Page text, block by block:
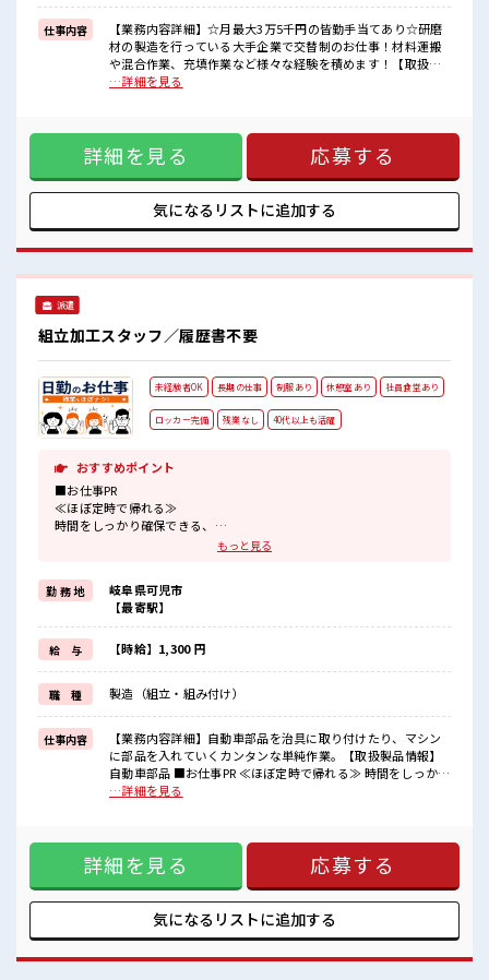
■職場の雰囲気
休憩室で自分タイム！
のんびりスマホチェック♪
持ち物が多いあなたにもぴったり☆
仕事内容
【業務内容詳細】☆月最大3万5千円の皆勤手当てあり☆研磨
材の製造を行っている大手企業で交替制のお仕事！材料運搬
や混合作業、充填作業など様々な経験を積めます！【取扱製
品情報】研磨材 ■お仕事PR ≪無理なくお給料に残業代を上乗
験OKの仕事≫ 新しいことにチャレンジするのは不安だけど、
しっかり働く環境が整っています！ イチからスキルUP・ステ
ップUP目指していきましょう！ ≪自分に合った期間で働ける
≫ 福利厚生が整った派遣のお仕事です！ ■職場の雰囲気 休憩
室で自分タイム！ のんびりスマホチェック♪ 持ち物が多いあ
なたにもぴったり☆ ロッカー付き職場♪ ホドよく残業がある
…詳細を見る
詳細を見る 応募する
気になるリストに追加する
派遣
組立加工スタッフ／履歴書不要
未経験者OK 長期の仕事 制服あり 休憩室あり 社員食堂あり
ロッカー完備 残業なし 40代以上も活躍
おすすめポイント
■お仕事PR
≪ほぼ定時で帰れる≫
時間をしっかり確保できる、
≪機能的な制服アリ≫
制服があるので、
毎日の服装の悩み解消♪
≪未経験の方も大カンゲイ≫
新しいことにチャレンジするのは不安だけど、
しっかり働く環境が整っています！
イチからスキルUP・ステップUP目指していきましょう！
≪様々なお仕事をご提案≫
一人で悩まず気軽に相談できる、
派遣のお仕事です！
■職場の雰囲気
仕事の合間の息抜きは休憩室で♪
残業は基本ないので定時でサクッと帰宅OK！
もっと見る
勤 務 地
岐阜県可児市
【最寄駅】
給 与 【時給】1,300 円
職 種 製造（組立・組み付け）
仕事内容
【業務内容詳細】自動車部品を治具に取り付けたり、マシン
に部品を入れていくカンタンな単純作業。【取扱製品情報】
自動車部品 ■お仕事PR ≪ほぼ定時で帰れる≫ 時間をしっかり
確保できる、 残業基本ナシのお仕事♪ オンとオフをきっちり
≫ 新しいことにチャレンジするのは不安だけど、 しっかり働
く環境が整っています！ イチからスキルUP・ステップUP目
指していきましょう！ ≪様々なお仕事をご提案≫ 一人で悩ま
ず気軽に相談できる、 派遣のお仕事です！ ■職場の雰囲気 仕
事の合間の息抜きは休憩室で♪ 職場にはロッカー完備！ 私物
の置きすぎには注意が必要ですね★ 残業は基本ないので定時
…詳細を見る
詳細を見る 応募する
気になるリストに追加する